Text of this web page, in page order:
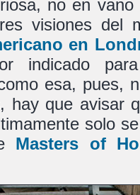
no en vano
visiones del
en
indicado
esa, pues,
hay que avisar
solo
Masters of